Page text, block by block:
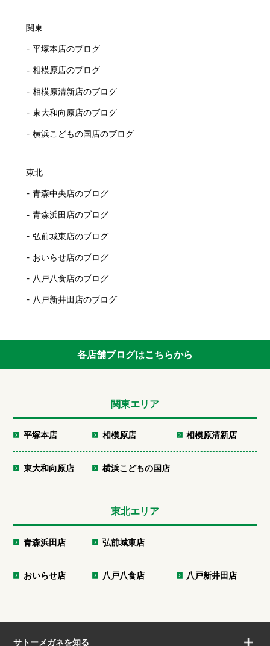
関東
平塚本店のブログ
相模原店のブログ
相模原清新店のブログ
東大和向原店のブログ
横浜こどもの国店のブログ
東北
青森中央店のブログ
青森浜田店のブログ
弘前城東店のブログ
おいらせ店のブログ
八戸八食店のブログ
八戸新井田店のブログ
各店舗ブログはこちらから
関東エリア
平塚本店 相模原店 相模原清新店
東大和向原店 横浜こどもの国店
東北エリア
青森浜田店 弘前城東店
おいらせ店 八戸八食店 八戸新井田店
サトーメガネを知る